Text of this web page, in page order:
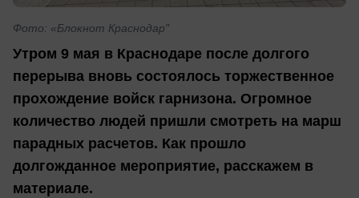
Фото: «Блокнот Краснодар"
Утром 9 мая в Краснодаре после долгого
перерыва вновь состоялось торжественное
прохождение войск гарнизона. Огромное
количество людей пришли смотреть на марш
парадных расчетов. Как прошло
долгожданное мероприятие, расскажем в
материале.